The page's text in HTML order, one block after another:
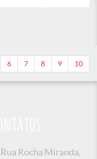
6 7 8 9 10
Rua Rocha Miranda,